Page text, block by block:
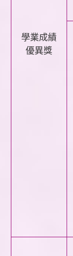
學業成績
優異獎